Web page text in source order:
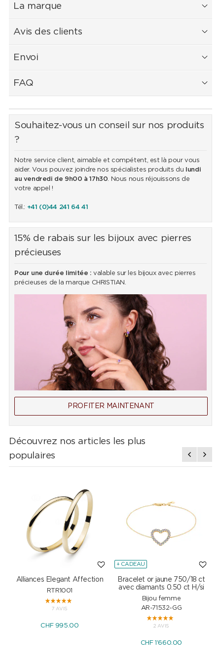
La marque
Avis des clients
Envoi
FAQ
Souhaitez-vous un conseil sur nos produits
?
Notre service client, aimable et compétent, est là pour vous
aider. Vous pouvez joindre nos spécialistes produits du
lundi
au vendredi de 9h00 à 17h30. Nous nous réjouissons de
votre appel !
Tél.: +41 (0)44 241 64 41
15% de rabais sur les bijoux avec pierres
précieuses
Pour une durée limitée : valable sur les bijoux avec pierres
précieuses de la marque CHRISTIAN.
PROFITER MAINTENANT
Découvrez nos articles les plus
populaires
Alliances Elegant Affection
RTR1001
7 AVIS
CHF 995.00
+ CADEAU
Bracelet or jaune 750/18 ct
avec diamants 0.50 ct H/si
Bijou femme
AR-71532-GG
2 AVIS
CHF 1'660.00